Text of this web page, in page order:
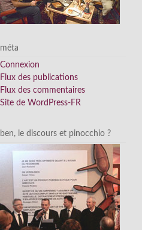
méta
Connexion
Flux des publications
Flux des commentaires
Site de WordPress-FR
ben, le discours et pinocchio ?